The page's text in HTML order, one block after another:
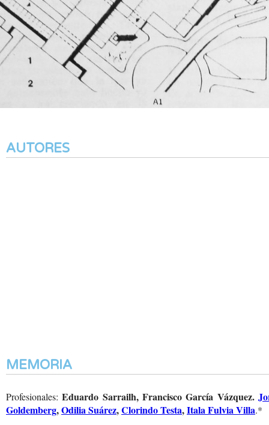
AUTORES
MEMORIA
Profesionales:Eduardo Sarrailh, Francisco García Vázquez.
Goldemberg,Odilia Suárez,Clorindo Testa,Itala Fulvia Villa.*